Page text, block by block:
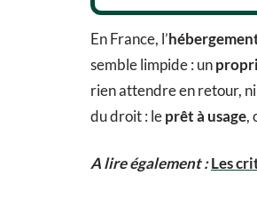
En France, l’
semble limpide : un
rien attendre en retour,
du droit : leprêt à usage,
A lire également :Les